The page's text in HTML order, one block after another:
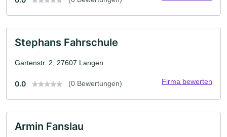
Stephans Fahrschule
Gartenstr. 2, 27607 Langen
0.0 (0 Bewertungen) Firma bewerten
Armin Fanslau